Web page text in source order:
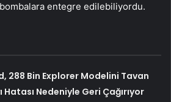
entegre edilebiliyordu.
288 Bin Explorer Modelini Tavan
Hatası Nedeniyle Geri Çağırıyor